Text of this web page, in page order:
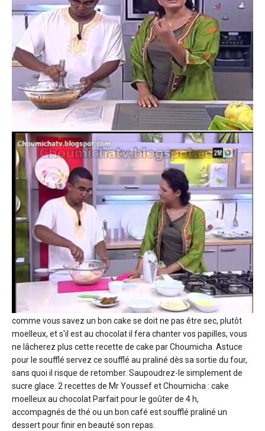
comme vous savez un bon cake se doit ne pas être sec, plutôt
moelleux, et s'il est au chocolat il fera chanter vos papilles, vous
ne lâcherez plus cette recette de cake par Choumicha. Astuce
pour le soufflé servez ce soufflé au praliné dès sa sortie du four,
sans quoi il risque de retomber. Saupoudrez-le simplement de
sucre glace. 2 recettes de Mr Youssef et Choumicha : cake
moelleux au chocolat Parfait pour le goûter de 4 h,
accompagnés de thé ou un bon café est soufflé praliné un
dessert pour finir en beauté son repas.